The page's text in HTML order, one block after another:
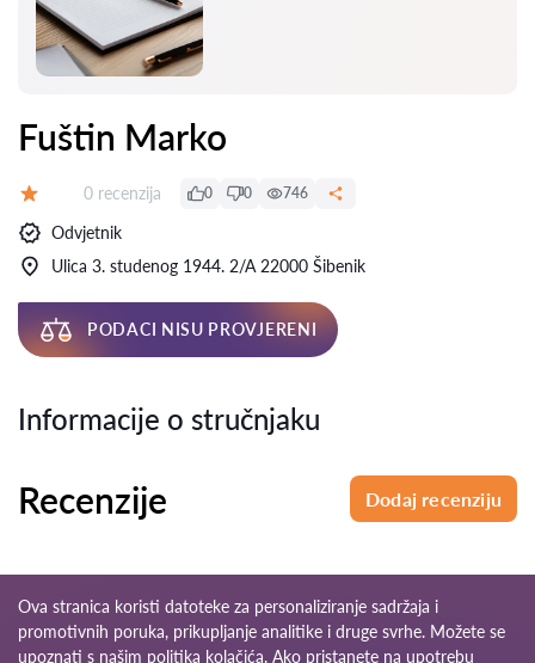
Fuštin Marko
Recenzija:
0 recenzija 0 0 746
Odvjetnik
Ulica 3. studenog 1944. 2/A 22000 Šibenik
PODACI NISU PROVJERENI
Informacije o stručnjaku
Recenzije Dodaj recenziju
Ova stranica koristi datoteke za personaliziranje sadržaja i
promotivnih poruka, prikupljanje analitike i druge svrhe. Možete se
upoznati s našim politika kolačića. Ako pristanete na upotrebu